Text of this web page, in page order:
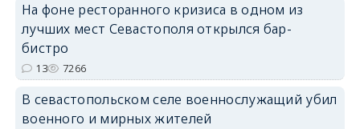
На фоне ресторанного кризиса в одном из
лучших мест Севастополя открылся бар-
бистро
13 7266
В севастопольском селе военнослужащий убил
военного и мирных жителей